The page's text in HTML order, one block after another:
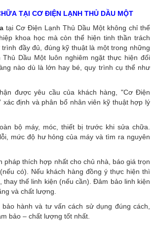
TẠI CƠ ĐIỆN LẠNH THỦ DẦU MỘT
tại Cơ Điện Lạnh Thủ Dầu Một không chỉ thể
khoa học mà còn thể hiện tinh thần trách
đầy đủ, đúng kỹ thuật là một trong những
Dầu Một luôn nghiêm ngặt thực hiện đối
nào dù là lớn hay bé, quy trình cụ thể như
được yêu cầu của khách hàng, "Cơ Điện
xác định và phân bổ nhân viên kỹ thuật hợp lý
bộ máy, móc, thiết bị trước khi sửa chữa.
mức độ hư hỏng của máy và tìm ra nguyên
pháp thích hợp nhất cho chủ nhà, báo giá trọn
có). Nếu khách hàng đồng ý thực hiện thì
thay thế linh kiện (nếu cần). Đảm bảo linh kiện
và chất lượng.
hành và tư vấn cách sử dụng đúng cách,
bảo – chất lượng tốt nhất.